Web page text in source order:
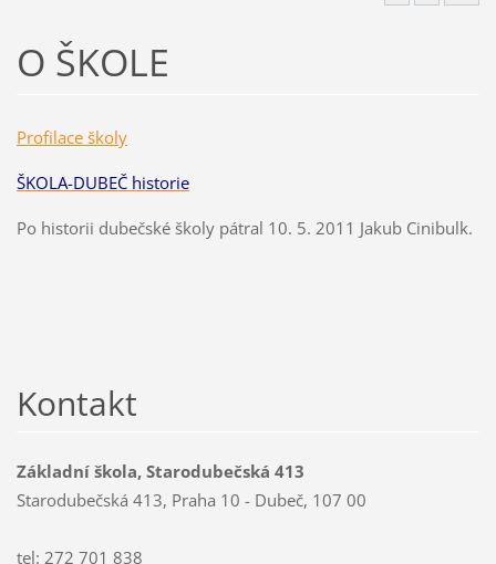
O ŠKOLE
Profilace školy
ŠKOLA-DUBEČ historie
Po historii dubečské školy pátral 10. 5. 2011 Jakub Cinibulk.
Kontakt
Základní škola, Starodubečská 413
Starodubečská 413, Praha 10 - Dubeč, 107 00
tel: 272 701 838